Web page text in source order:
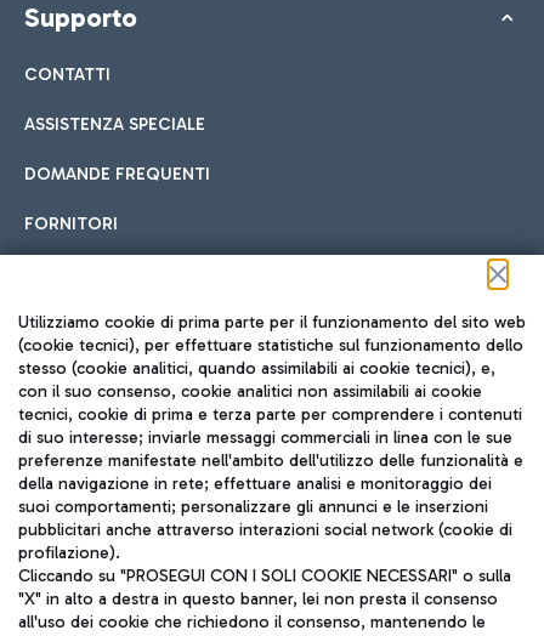
Supporto
CONTATTI
ASSISTENZA SPECIALE
DOMANDE FREQUENTI
FORNITORI
Seguici sui social
TRAVEL JOURNAL
ITA
Utilizziamo cookie di prima parte per il funzionamento del sito web
(cookie tecnici), per effettuare statistiche sul funzionamento dello
stesso (cookie analitici, quando assimilabili ai cookie tecnici), e,
con il suo consenso, cookie analitici non assimilabili ai cookie
tecnici, cookie di prima e terza parte per comprendere i contenuti
di suo interesse; inviarle messaggi commerciali in linea con le sue
preferenze manifestate nell'ambito dell'utilizzo delle funzionalità e
della navigazione in rete; effettuare analisi e monitoraggio dei
suoi comportamenti; personalizzare gli annunci e le inserzioni
pubblicitari anche attraverso interazioni social network (cookie di
profilazione).
Cliccando su "PROSEGUI CON I SOLI COOKIE NECESSARI" o sulla
"X" in alto a destra in questo banner, lei non presta il consenso
all'uso dei cookie che richiedono il consenso, mantenendo le